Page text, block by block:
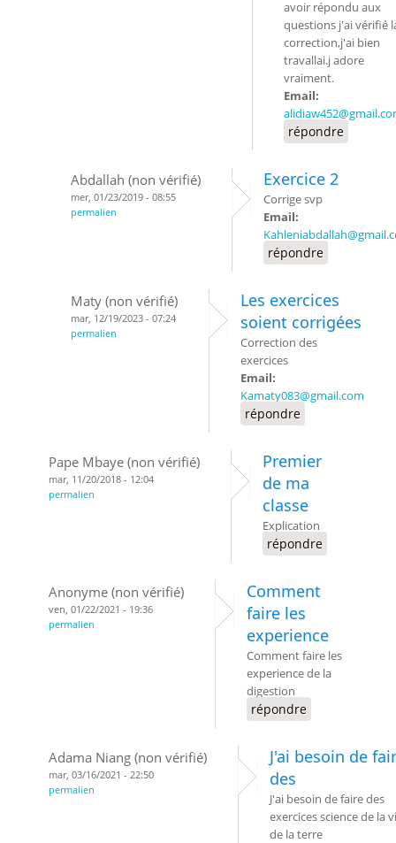
avoir répondu aux
questions j'ai vérifié
correction,j'ai bien
travallai.j adore
vraiment.
Email:
répondre
Abdallah (non vérifié)
mer, 01/23/2019 - 08:55
permalien
Exercice 2
Corrige svp
Email:
répondre
Maty (non vérifié)
mar, 12/19/2023 - 07:24
permalien
Les exercices
soient corrigées
Correction des
exercices
Email:
Kamaty083@gmail.com
répondre
Pape Mbaye (non vérifié)
mar, 11/20/2018 - 12:04
permalien
Premier
de ma
classe
Explication
répondre
Anonyme (non vérifié)
ven, 01/22/2021 - 19:36
permalien
Comment
faire les
experience
Comment faire les
experience de la
digestion
répondre
Adama Niang (non vérifié)
mar, 03/16/2021 - 22:50
permalien
J'ai besoin de
des
J'ai besoin de faire des
exercices science de la
de la terre